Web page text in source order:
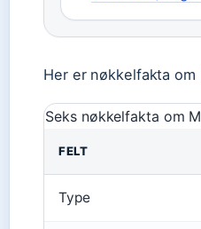
Her er nøkkelfakta
Seks nøkkelfakta om
FELT
Type